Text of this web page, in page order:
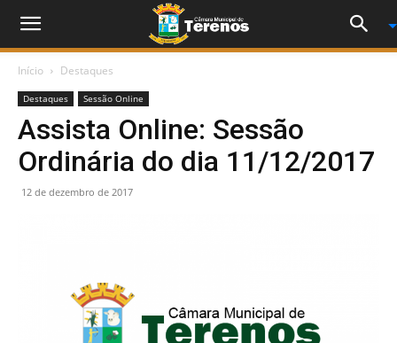
Início Destaques
Destaques Sessão Online
Assista Online: Sessão
Ordinária do dia 11/12/2017
12 de dezembro de 2017